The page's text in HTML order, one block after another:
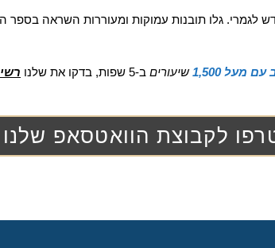
גלו תובנות עמוקות ומעוררות השראה בספר
מעל 1,500 שיעורים ב-5 שפות, בדקו את שלנו
לקבוצת הוואטסאפ שלנו